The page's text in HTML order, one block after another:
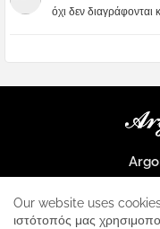
όχι δεν διαγράφονται
μοναδικός
Our website uses
ιστότοπός μας